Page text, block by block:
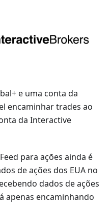
e uma conta da
encaminhar trades ao
da Interactive
para ações ainda é
de ações dos EUA no
dados de ações
apenas encaminhando